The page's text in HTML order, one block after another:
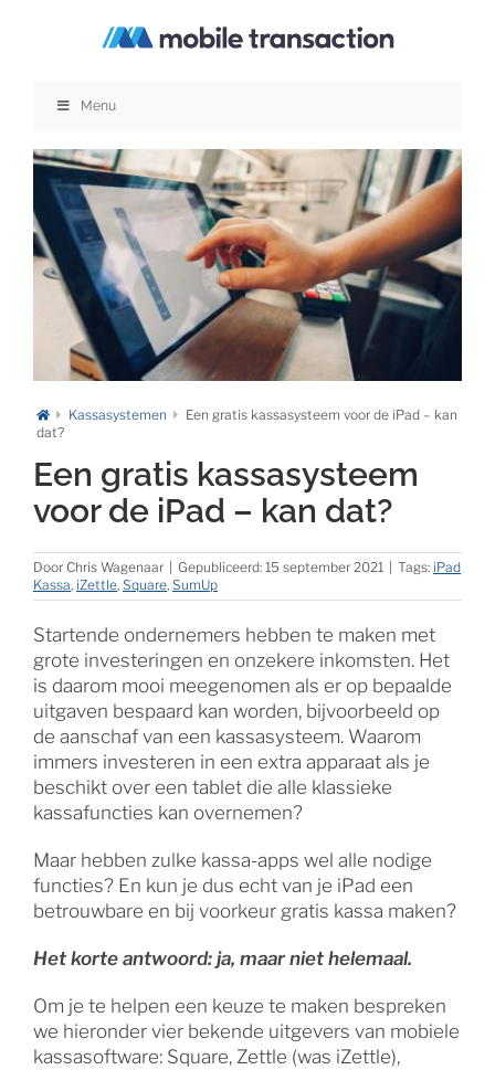
Menu
Kassasystemen
Een gratis kassasysteem voor de iPad – kan
dat?
Een gratis kassasysteem
voor de iPad – kan dat?
Door Chris Wagenaar Gepubliceerd: 15 september 2021 Tags: iPad
Kassa, iZettle, Square, SumUp
Startende ondernemers hebben te maken met
grote investeringen en onzekere inkomsten. Het
is daarom mooi meegenomen als er op bepaalde
uitgaven bespaard kan worden, bijvoorbeeld op
de aanschaf van een kassasysteem. Waarom
immers investeren in een extra apparaat als je
beschikt over een tablet die alle klassieke
kassafuncties kan overnemen?
Maar hebben zulke kassa-apps wel alle nodige
functies? En kun je dus echt van je iPad een
betrouwbare en bij voorkeur gratis kassa maken?
Het korte antwoord: ja, maar niet helemaal.
Om je te helpen een keuze te maken bespreken
we hieronder vier bekende uitgevers van mobiele
kassasoftware: Square, Zettle (was iZettle),